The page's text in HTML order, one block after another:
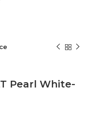
Pearl White-